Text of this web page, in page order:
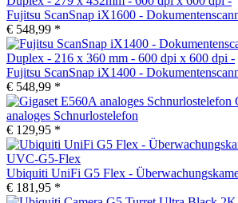
Fujitsu ScanSnap iX1600 -
€ 548,99 *
Fujitsu ScanSnap iX1400 -
€ 548,99 *
analoges Schnurlostelefon
€ 129,95 *
Ubiquiti UniFi G5 Flex -
€ 181,95 *